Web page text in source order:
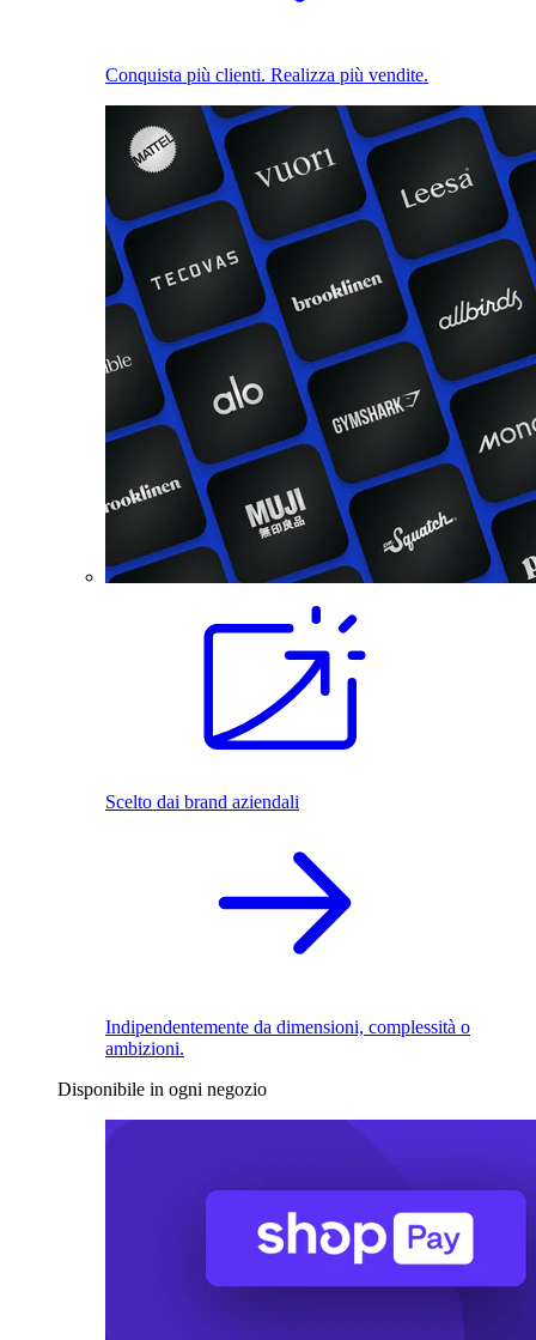
Conquista più clienti. Realizza più vendite.
Scelto dai brand aziendali
Indipendentemente da dimensioni, complessità o
ambizioni.
Disponibile in ogni negozio